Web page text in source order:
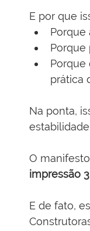
E por que
Porque
Porque
Porque
prática
Na ponta,
O
impressão
E de fato,